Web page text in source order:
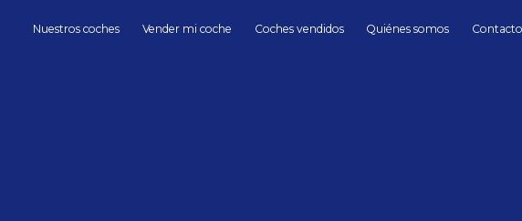
Nuestros coches Vender mi coche Coches vendidos Quiénes somos Contacto